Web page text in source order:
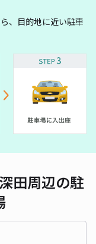
、目的地に近い駐車
田周辺の駐